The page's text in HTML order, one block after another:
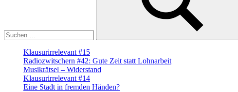
Suchen
Klausurirrelevant #15
Radiozwitschern #42: Gute Zeit statt Lohnarbeit
Musikrätsel – Widerstand
Klausurirrelevant #14
Eine Stadt in fremden Händen?